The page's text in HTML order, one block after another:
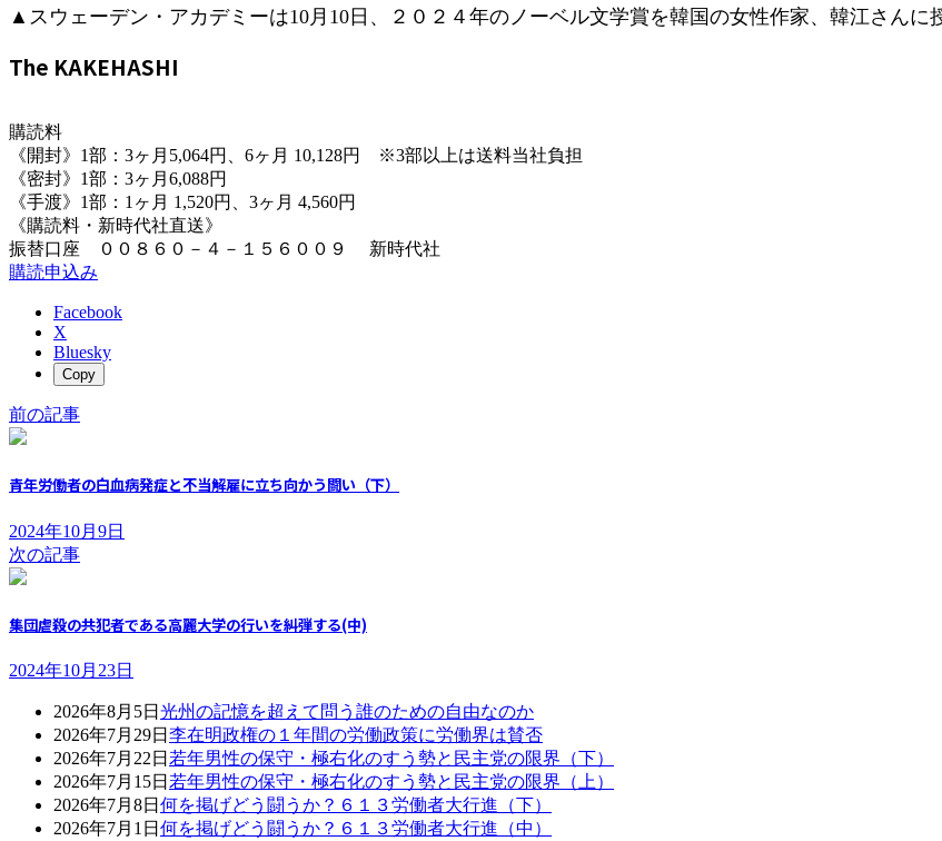
▲スウェーデン・アカデミーは10月10日、２０２４年のノーベル文学賞を韓国の女性作家、韓江さんに
The KAKEHASHI
購読料
《開封》1部：3ヶ月5,064円、6ヶ月 10,128円 ※3部以上は送料当社負担
《密封》1部：3ヶ月6,088円
《手渡》1部：1ヶ月 1,520円、3ヶ月 4,560円
《購読料・新時代社直送》
振替口座 ００８６０－４－１５６００９ 新時代社
購読申込み
Facebook
X
Bluesky
Copy
前の記事
青年労働者の白血病発症と不当解雇に立ち向かう闘い（下）
2024年10月9日
次の記事
集団虐殺の共犯者である高麗大学の行いを糾弾する(中)
2024年10月23日
2026年8月5日 光州の記憶を超えて問う誰のための自由なのか
2026年7月29日 李在明政権の１年間の労働政策に労働界は賛否
2026年7月22日 若年男性の保守・極右化のすう勢と民主党の限界（下）
2026年7月15日 若年男性の保守・極右化のすう勢と民主党の限界（上）
2026年7月8日 何を掲げどう闘うか？６１３労働者大行進（下）
2026年7月1日 何を掲げどう闘うか？６１３労働者大行進（中）